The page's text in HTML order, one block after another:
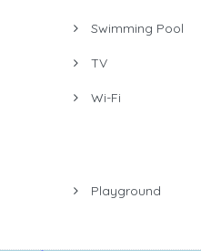
Swimming Pool
TV
Wi-Fi
Playground